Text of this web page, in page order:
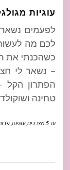
עוגיות
לפעמים
לכם מה
כשהכנתי את
– נשאר לי
הפתרון הקל
טחינה
עד 5 מצרכים ,עוגיות